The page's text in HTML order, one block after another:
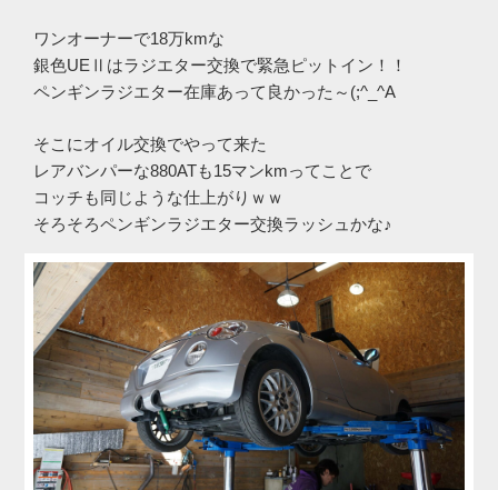
ワンオーナーで18万kmな
銀色UEⅡはラジエター交換で緊急ピットイン！！
ペンギンラジエター在庫あって良かった～(;^_^A
そこにオイル交換でやって来た
レアバンパーな880ATも15マンkmってことで
コッチも同じような仕上がりｗｗ
そろそろペンギンラジエター交換ラッシュかな♪